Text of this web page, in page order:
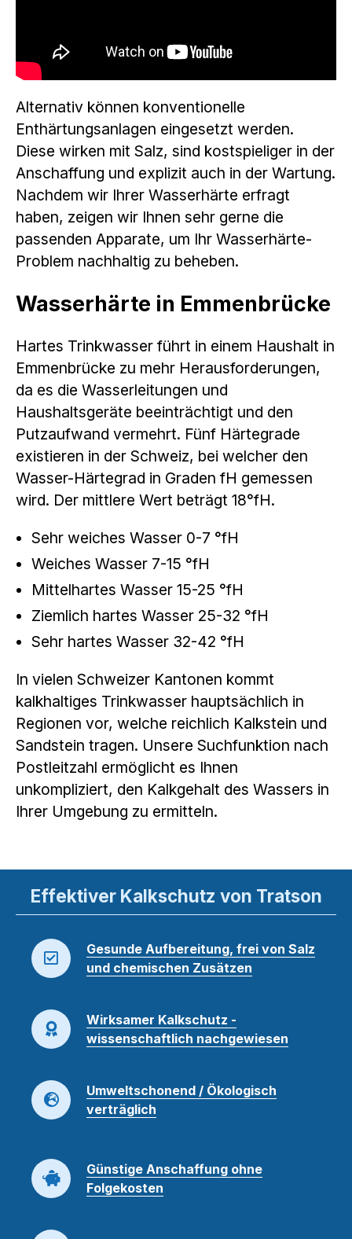
Alternativ können konventionelle
Enthärtungsanlagen eingesetzt werden.
Diese wirken mit Salz, sind kostspieliger in der
Anschaffung und explizit auch in der Wartung.
Nachdem wir Ihrer Wasserhärte erfragt
haben, zeigen wir Ihnen sehr gerne die
passenden Apparate, um Ihr Wasserhärte-
Problem nachhaltig zu beheben.
Wasserhärte in Emmenbrücke
Hartes Trinkwasser führt in einem Haushalt in
Emmenbrücke zu mehr Herausforderungen,
da es die Wasserleitungen und
Haushaltsgeräte beeinträchtigt und den
Putzaufwand vermehrt. Fünf Härtegrade
existieren in der Schweiz, bei welcher den
Wasser-Härtegrad in Graden fH gemessen
wird. Der mittlere Wert beträgt 18°fH.
Sehr weiches Wasser 0-7 °fH
Weiches Wasser 7-15 °fH
Mittelhartes Wasser 15-25 °fH
Ziemlich hartes Wasser 25-32 °fH
Sehr hartes Wasser 32-42 °fH
In vielen Schweizer Kantonen kommt
kalkhaltiges Trinkwasser hauptsächlich in
Regionen vor, welche reichlich Kalkstein und
Sandstein tragen. Unsere Suchfunktion nach
Postleitzahl ermöglicht es Ihnen
unkompliziert, den Kalkgehalt des Wassers in
Ihrer Umgebung zu ermitteln.
Effektiver Kalkschutz von Tratson
Gesunde Aufbereitung, frei von Salz
und chemischen Zusätzen
Wirksamer Kalkschutz -
wissenschaftlich nachgewiesen
Umweltschonend / Ökologisch
verträglich
Günstige Anschaffung ohne
Folgekosten